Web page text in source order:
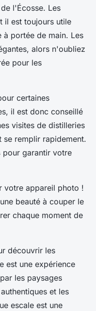
l'Écosse. Les
il est toujours utile
portée de main. Les
alors n'oubliez
pour les
certaines
il est donc conseillé
visites de distilleries
se remplir rapidement.
pour garantir votre
votre appareil photo !
beauté à couper le
chaque moment de
découvrir les
est une expérience
les paysages
et les
escale est une